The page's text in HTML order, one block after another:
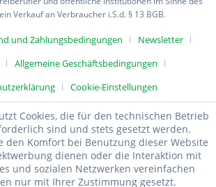
Verkauf an Verbraucher i.S.d. § 13 BGB.
und Zahlungsbedingungen
Newsletter
Allgemeine Geschäftsbedingungen
Cookie-Einstellungen
Cookies, die für den technischen Betrieb
sind und stets gesetzt werden.
den Komfort bei Benutzung dieser Website
dienen oder die Interaktion mit
und sozialen Netzwerken vereinfachen
nur mit Ihrer Zustimmung gesetzt.